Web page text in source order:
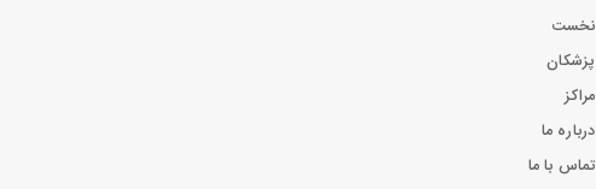
نخست
پزشکان
مراکز
درباره ما
تماس با ما